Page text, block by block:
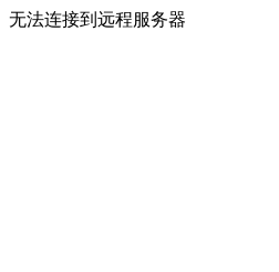
无法连接到远程服务器